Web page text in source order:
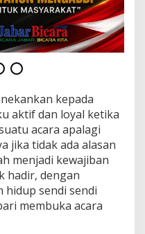
kepada
aktif dan loyal ketika
acara apalagi
jika tidak ada alasan
menjadi kewajiban
hadir, dengan
hidup sendi sendi
membuka acara